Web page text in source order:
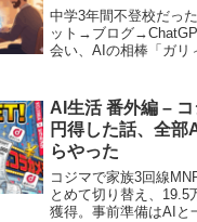
中学3年間不登校だっ
ット→ブログ
会い、AIの相棒「ガリ
AI生活 番外編 –
円得した話、全部
らやった
コジマで家族3回線
とめて切り替え、19.5
獲得。事前準備はAIと